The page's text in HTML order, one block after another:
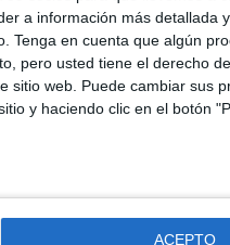
a información más detallada
Tenga en cuenta que algún
pero usted tiene el derecho
sitio web. Puede cambiar sus
y haciendo clic en el botón
ACEPTO